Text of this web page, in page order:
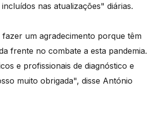
nas atualizações" diárias.
um agradecimento porque têm
frente no combate a esta pandemia.
e profissionais de diagnóstico e
muito obrigada", disse António